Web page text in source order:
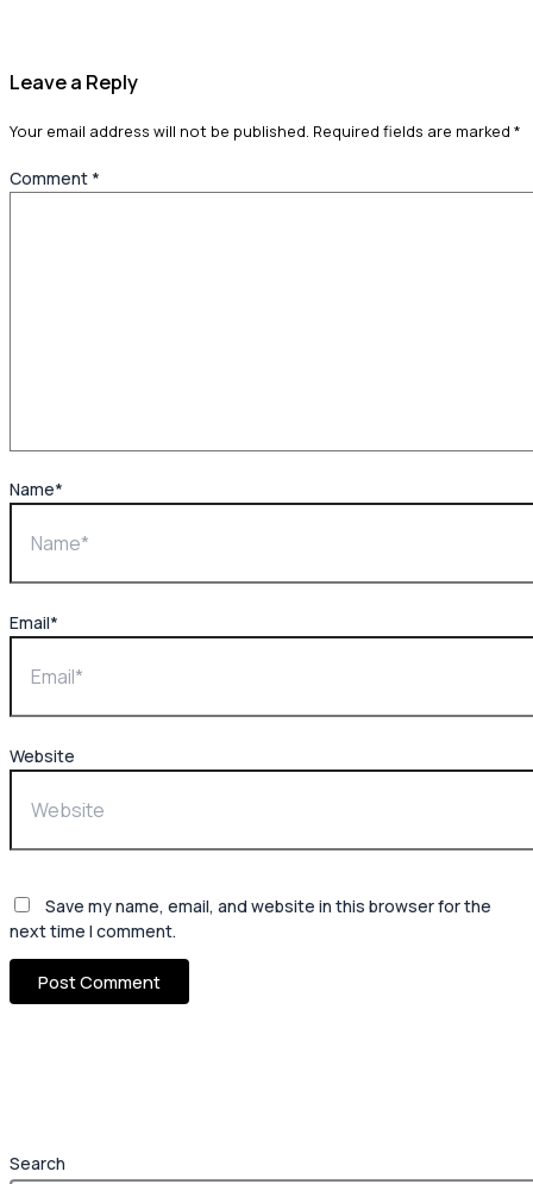
Search
Leave a Reply
Your email address will not be published. Required fields are marked *
Comment *
Name*
Email*
Website
Save my name, email, and website in this browser for the
next time I comment.